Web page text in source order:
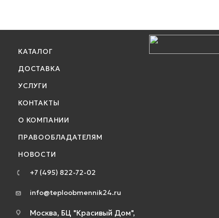
КАТАЛОГ
ДОСТАВКА
УСЛУГИ
КОНТАКТЫ
О КОМПАНИИ
ПРАВООБЛАДАТЕЛЯМ
НОВОСТИ
+7 (495) 822-72-02
info@teploobmennik24.ru
Москва, БЦ "Красивый Дом",